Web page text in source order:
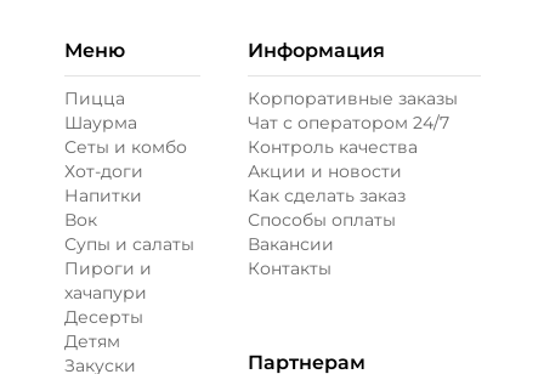
Меню
Пицца
Шаурма
Сеты и комбо
Хот-доги
Напитки
Вок
Супы и салаты
Пироги и
хачапури
Десерты
Детям
Закуски
Информация
Корпоративные заказы
Чат с оператором 24/7
Контроль качества
Акции и новости
Как сделать заказ
Способы оплаты
Вакансии
Контакты
Партнерам